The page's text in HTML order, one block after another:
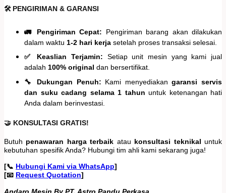
🛠️ PENGIRIMAN & GARANSI
🚛 Pengiriman Cepat: Pengiriman barang akan dilakukan
dalam waktu 1-2 hari kerja setelah proses transaksi selesai.
✅ Keaslian Terjamin: Setiap unit mesin yang kami jual
adalah 100% original dan bersertifikat.
🔧 Dukungan Penuh: Kami menyediakangaransi servis
dan suku cadang selama 1 tahun untuk ketenangan hati
Anda dalam berinvestasi.
🤝 KONSULTASI GRATIS!
Butuh penawaran harga terbaik atau konsultasi teknikal
untuk
kebutuhan spesifik Anda? Hubungi tim ahli kami sekarang juga!
[📞 Hubungi Kami via WhatsApp]
[📧 Request Quotation]